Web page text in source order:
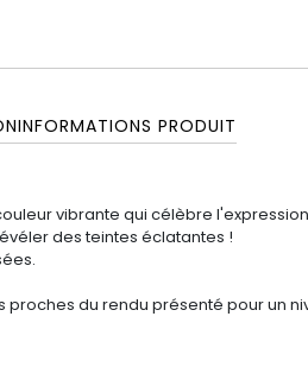
INFORMATIONS PRODUIT
vibrante qui célèbre
des teintes éclatantes !
du rendu présenté pour un